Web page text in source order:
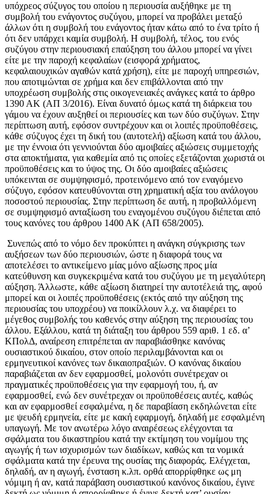
υπόχρεος σύζυγος του οποίου η περιουσία αυξήθηκε με τη
συμβολή του ενάγοντος συζύγου, μπορεί να προβάλει μεταξύ
άλλων ότι η συμβολή του ενάγοντος ήταν κάτω από το ένα τρίτο ή
ότι δεν υπάρχει καμία συμβολή. Η συμβολή, τέλος, του ενός
συζύγου στην περιουσιακή επαύξηση του άλλου μπορεί να γίνει
είτε με την παροχή κεφαλαίων (εισφορά χρήματος,
κεφαλαιουχικών αγαθών κατά χρήση), είτε με παροχή υπηρεσιών,
που αποτιμώνται σε χρήμα και δεν επιβάλλονται από την
υποχρέωση συμβολής στις οικογενειακές ανάγκες κατά το άρθρο
1390 ΑΚ (ΑΠ 3/2016). Είναι δυνατό όμως κατά τη διάρκεια του
γάμου να έχουν αυξηθεί οι περιουσίες και των δύο συζύγων. Στην
περίπτωση αυτή, εφόσον συντρέχουν και οι λοιπές προϋποθέσεις,
κάθε σύζυγος έχει τη δική του (αυτοτελή) αξίωση κατά του άλλου,
με την έννοια ότι γεννιούνται δύο αμοιβαίες αξιώσεις συμμετοχής
στα αποκτήματα, για καθεμία από τις οποίες εξετάζονται χωριστά οι
προϋποθέσεις και το ύψος της. Οι δύο αμοιβαίες αξιώσεις
υπόκεινται σε συμψηφισμό, προτεινόμενο από τον εναγόμενο
σύζυγο, εφόσον κατευθύνονται στη χρηματική αξία του ανάλογου
ποσοστού περιουσίας. Στην περίπτωση δε αυτή, η προβαλλόμενη
σε συμψηφισμό ανταξίωση του εναγομένου συζύγου διέπεται από
τους κανόνες του άρθρου 1400 ΑΚ (ΑΠ 658/2005).
Συνεπώς από το νόμο δεν προκύπτει η ανάγκη σύγκρισης των
αυξήσεων των δύο περιουσιών, ώστε η διαφορά τους να
αποτελέσει το αντικείμενο μίας μόνο αξίωσης προς μία
κατεύθυνση και συγκεκριμένα κατά του συζύγου με τη μεγαλύτερη
αύξηση. Άλλωστε, κάθε αξίωση διατηρεί την αυτοτέλειά της, αφού
μπορεί και οι λοιπές προϋποθέσεις (εκτός από την αύξηση της
περιουσίας του υποχρέου) να ποικίλλουν λ.χ. να διαφέρει το
μέγεθος συμβολής του καθενός στην αύξηση της περιουσίας του
άλλου. Εξάλλου, κατά τη διάταξη του άρθρου 559 αριθ. 1 εδ. α’
ΚΠολΔ, αναίρεση επιτρέπεται αν παραβιάσθηκε κανόνας
ουσιαστικού δικαίου, στον οποίο περιλαμβάνονται και οι
ερμηνευτικοί κανόνες των δικαιοπραξιών. Ο κανόνας δικαίου
παραβιάζεται αν δεν εφαρμοσθεί, μολονότι συνέτρεχαν οι
πραγματικές προϋποθέσεις για την εφαρμογή του, ή, αν
εφαρμοσθεί, ενώ δεν συνέτρεχαν οι προϋποθέσεις αυτές, καθώς
και αν εφαρμοσθεί εσφαλμένα, η δε παραβίαση εκδηλώνεται είτε
με ψευδή ερμηνεία, είτε με κακή εφαρμογή, δηλαδή με εσφαλμένη
υπαγωγή. Με τον ανωτέρω λόγο αναιρέσεως ελέγχονται τα
σφάλματα του δικαστηρίου κατά την εκτίμηση του νομίμου της
αγωγής ή των ισχυρισμών των διαδίκων, καθώς και τα νομικά
σφάλματα κατά την έρευνα της ουσίας της διαφοράς. Ελέγχεται,
δηλαδή, αν η αγωγή, ένσταση κ.λπ. ορθά απορρίφθηκε ως μη
νόμιμη ή αν, κατά παράβαση ουσιαστικού κανόνος δικαίου, έγινε